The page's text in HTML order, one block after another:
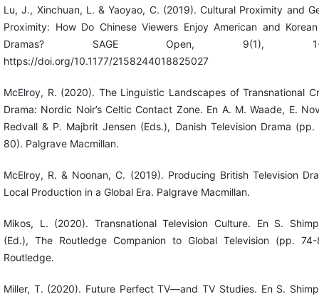
Lu, J., Xinchuan, L. & Yaoyao, C. (2019). Cultural Proximity and
Proximity: How Do Chinese Viewers Enjoy American and
Dramas? SAGE Open, 9(1), 1-
https://doi.org/10.1177/2158244018825027
McElroy, R. (2020). The Linguistic Landscapes of Transnational
Drama: Nordic Noir’s Celtic Contact Zone. En A. M. Waade, E.
Redvall & P. Majbrit Jensen (Eds.), Danish Television Drama
80). Palgrave Macmillan.
McElroy, R. & Noonan, C. (2019). Producing British Television
Local Production in a Global Era. Palgrave Macmillan.
Mikos, L. (2020). Transnational Television Culture. En S.
(Ed.), The Routledge Companion to Global Television (pp. 74-
Routledge.
Miller, T. (2020). Future Perfect TV—and TV Studies. En S.